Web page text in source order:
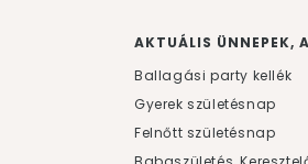
AKTUÁLIS ÜNNEPEK,
Ballagási party kellék
Gyerek születésnap
Felnőtt születésnap